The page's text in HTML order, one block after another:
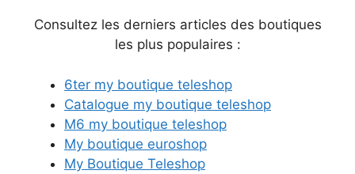
Consultez les derniers articles des boutiques
les plus populaires :
6ter my boutique teleshop
Catalogue my boutique teleshop
M6 my boutique teleshop
My boutique euroshop
My Boutique Teleshop